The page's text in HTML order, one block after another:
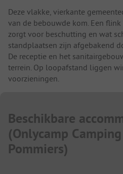
Deze vlakke, vierkante
van de bebouwde kom. Een
zorgt voor beschutting en wat
standplaatsen zijn afgebakend
De receptie en het
terrein. Op loopafstand liggen
voorzieningen.
Beschikbare
(Onlycamp
Pommiers)